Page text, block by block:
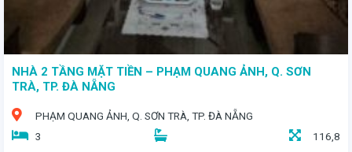
NHÀ 2 TẦNG MẶT TIỀN – PHẠM QUANG ẢNH, Q. SƠN
TRÀ, TP. ĐÀ NẴNG
PHẠM QUANG ẢNH, Q. SƠN TRÀ, TP. ĐÀ NẴNG
3
116,8